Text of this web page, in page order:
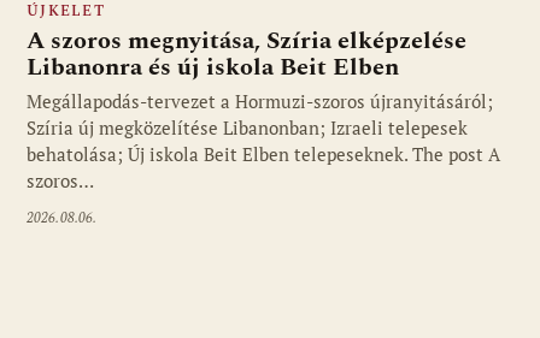
ÚJKELET
A szoros megnyitása, Szíria elképzelése
Libanonra és új iskola Beit Elben
Megállapodás-tervezet a Hormuzi-szoros újranyitásáról;
Szíria új megközelítése Libanonban; Izraeli telepesek
behatolása; Új iskola Beit Elben telepeseknek. The post A
szoros…
2026.08.06.